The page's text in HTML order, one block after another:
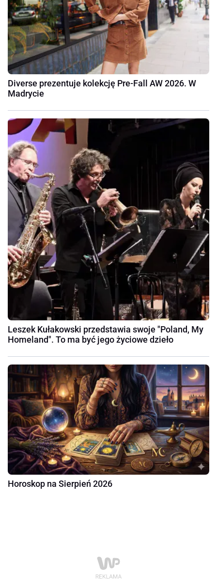
Diverse prezentuje kolekcję Pre-Fall AW 2026. W
Madrycie
Leszek Kułakowski przedstawia swoje "Poland, My
Homeland". To ma być jego życiowe dzieło
Horoskop na Sierpień 2026